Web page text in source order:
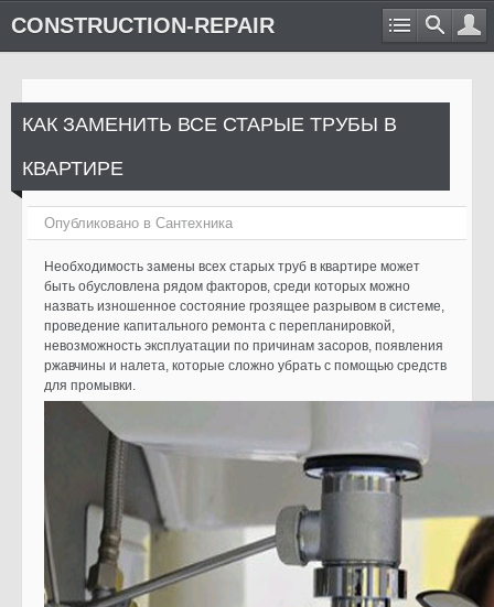
CONSTRUCTION-REPAIR
КАК ЗАМЕНИТЬ ВСЕ СТАРЫЕ ТРУБЫ В
КВАРТИРЕ
Опубликовано в Сантехника
Необходимость замены всех старых труб в квартире может
быть обусловлена рядом факторов, среди которых можно
назвать изношенное состояние грозящее разрывом в системе,
проведение капитального ремонта с перепланировкой,
невозможность эксплуатации по причинам засоров, появления
ржавчины и налета, которые сложно убрать с помощью средств
для промывки.